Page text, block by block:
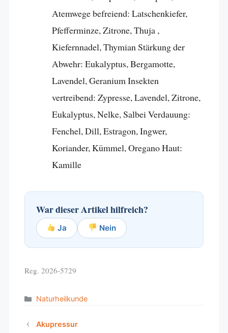
Atemwege befreiend: Latschenkiefer,
Pfefferminze, Zitrone, Thuja ,
Kiefernnadel, Thymian Stärkung der
Abwehr: Eukalyptus, Bergamotte,
Lavendel, Geranium Insekten
vertreibend: Zypresse, Lavendel, Zitrone,
Eukalyptus, Nelke, Salbei Verdauung:
Fenchel, Dill, Estragon, Ingwer,
Koriander, Kümmel, Oregano Haut:
Kamille
War dieser Artikel hilfreich?
Ja Nein
Reg. 2026-5729
Categories
Naturheilkunde
Akupressur